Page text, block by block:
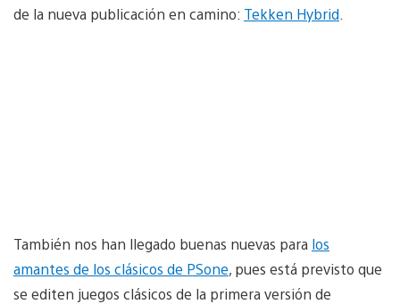
de la nueva publicación en camino: Tekken Hybrid
También nos han llegado buenas nuevas para los
amantes de los clásicos de PSone, pues está previsto que
se editen juegos clásicos de la primera versión de